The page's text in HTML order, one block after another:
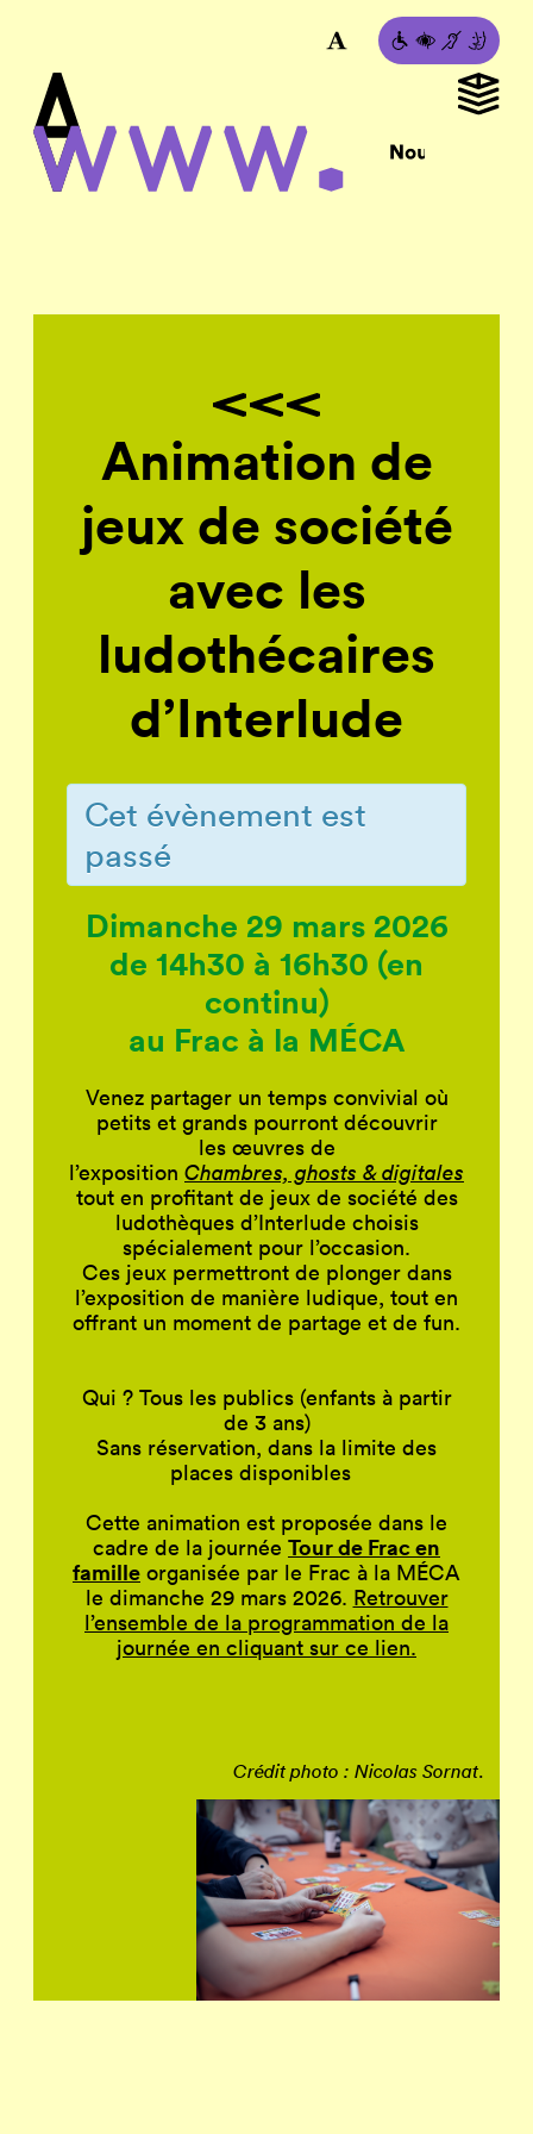
Animation de
jeux de société
avec les
ludothécaires
d’Interlude
Cet évènement est
passé
Dimanche 29 mars 2026
de 14h30 à 16h30 (en
continu)
au Frac à la MÉCA
Venez partager un temps convivial où
petits et grands pourront découvrir
les œuvres de
l’exposition Chambres, ghosts & digitales
tout en profitant de jeux de société des
ludothèques d’Interlude choisis
spécialement pour l’occasion.
Ces jeux permettront de plonger dans
l’exposition de manière ludique, tout en
offrant un moment de partage et de fun.
Qui ? Tous les publics (enfants à partir
de 3 ans)
Sans réservation, dans la limite des
places disponibles
Cette animation est proposée dans le
cadre de la journée Tour de Frac en
famille organisée par le Frac à la MÉCA
le dimanche 29 mars 2026. Retrouver
l’ensemble de la programmation de la
journée en cliquant sur ce lien.
Crédit photo : Nicolas Sornat.